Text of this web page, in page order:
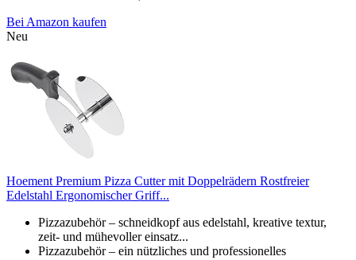
Bei Amazon kaufen
Neu
Hoement Premium Pizza Cutter mit Doppelrädern Rostfreier
Edelstahl Ergonomischer Griff...
Pizzazubehör – schneidkopf aus edelstahl, kreative textur,
zeit- und mühevoller einsatz...
Pizzazubehör – ein nützliches und professionelles